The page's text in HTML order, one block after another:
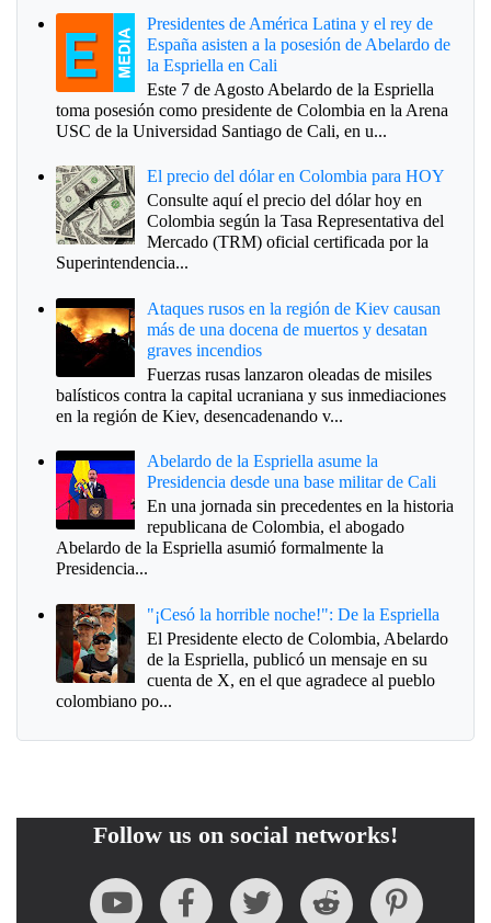
Presidentes de América Latina y el rey de
España asisten a la posesión de Abelardo de
la Espriella en Cali
Este 7 de Agosto Abelardo de la Espriella
toma posesión como presidente de Colombia en la Arena
USC de la Universidad Santiago de Cali, en u...
El precio del dólar en Colombia para HOY
Consulte aquí el precio del dólar hoy en
Colombia según la Tasa Representativa del
Mercado (TRM) oficial certificada por la
Superintendencia...
Ataques rusos en la región de Kiev causan
más de una docena de muertos y desatan
graves incendios
Fuerzas rusas lanzaron oleadas de misiles
balísticos contra la capital ucraniana y sus inmediaciones
en la región de Kiev, desencadenando v...
Abelardo de la Espriella asume la
Presidencia desde una base militar de Cali
En una jornada sin precedentes en la historia
republicana de Colombia, el abogado
Abelardo de la Espriella asumió formalmente la
Presidencia...
"¡Cesó la horrible noche!": De la Espriella
El Presidente electo de Colombia, Abelardo
de la Espriella, publicó un mensaje en su
cuenta de X, en el que agradece al pueblo
colombiano po...
Follow us on social networks!